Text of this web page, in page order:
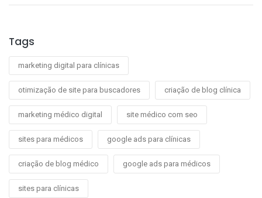
Tags
marketing digital para clínicas
otimização de site para buscadores criação de blog clínica
marketing médico digital site médico com seo
sites para médicos google ads para clínicas
criação de blog médico google ads para médicos
sites para clínicas